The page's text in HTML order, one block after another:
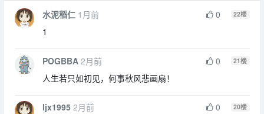
水泥稻仁 1月前 0 22楼
1
POGBBA 2月前 0 21楼
人生若只如初见，何事秋风悲画扇！
ljx1995 2月前 0 20楼